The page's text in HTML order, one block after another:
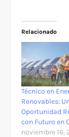
Relacionado
Técnico en
Renovables:
Oportunidad
con Futuro en
noviembre 16,